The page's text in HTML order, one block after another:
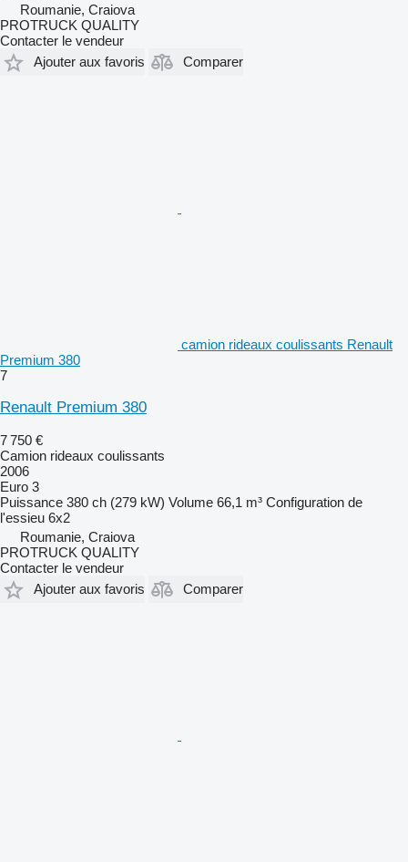
Roumanie, Craiova
PROTRUCK QUALITY
Contacter le vendeur
Ajouter aux favoris
Comparer
camion rideaux coulissants Renault
Premium 380
7
Renault Premium 380
7 750 €
Camion rideaux coulissants
2006
Euro 3
Puissance 380 ch (279 kW) Volume 66,1 m³ Configuration de
l'essieu 6x2
Roumanie, Craiova
PROTRUCK QUALITY
Contacter le vendeur
Ajouter aux favoris
Comparer